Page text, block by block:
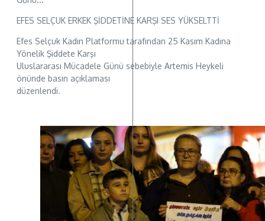
EFES SELÇUK ERKEK ŞİDDETİNE KARŞI SES YÜKSELTTİ
Efes Selçuk Kadın Platformu tarafından 25 Kasım Kadına
Yönelik Şiddete Karşı
Uluslararası Mücadele Günü sebebiyle Artemis Heykeli
önünde basın açıklaması
düzenlendi.